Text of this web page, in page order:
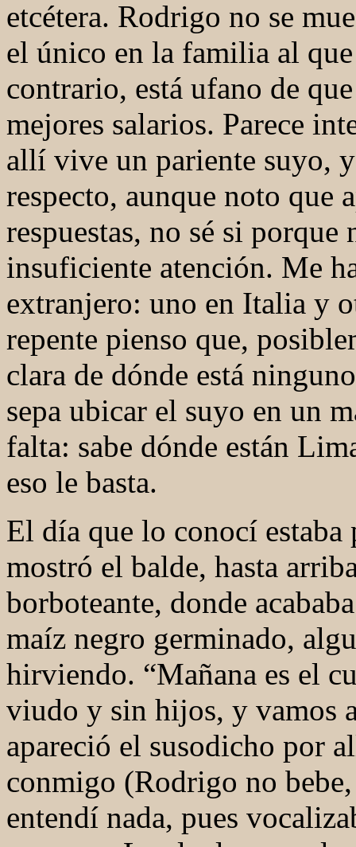
etcétera. Rodrigo no se
el único en la familia al que
contrario, está ufano de
mejores salarios. Parece
allí vive un pariente suyo,
respecto, aunque noto que
respuestas, no sé si
insuficiente atención. Me
extranjero: uno en Italia y
repente pienso que,
clara de dónde está
sepa ubicar el suyo en un
falta: sabe dónde están
eso le basta.
El día que lo conocí
mostró el balde, hasta
borboteante, donde
maíz negro germinado,
hirviendo. “Mañana es el
viudo y sin hijos, y vamos
apareció el susodicho por
conmigo (Rodrigo no
entendí nada, pues